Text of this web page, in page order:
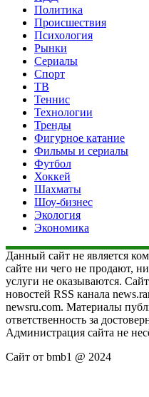
Политика
Происшествия
Психология
Рынки
Сериалы
Спорт
ТВ
Теннис
Технологии
Тренды
Фигурное катание
Фильмы и сериалы
Футбол
Хоккей
Шахматы
Шоу-бизнес
Экология
Экономика
Данный сайт не является
сайте ни чего не продают,
услуги не оказываются.
новостей RSS канала
newsru.com. Материалы
ответственность за
Администрация сайта не
Сайт от bmb1 @ 2024